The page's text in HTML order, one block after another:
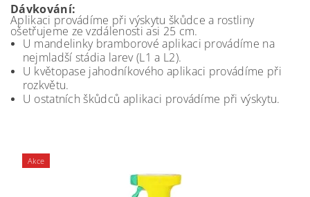
Dávkování:
Aplikaci provádíme při výskytu škůdce a rostliny
ošetřujeme ze vzdálenosti asi 25 cm.
U mandelinky bramborové aplikaci provádíme na
nejmladší stádia larev (L1 a L2).
U květopase jahodníkového aplikaci provádíme při
rozkvětu.
U ostatních škůdců aplikaci provádíme při výskytu.
Akce